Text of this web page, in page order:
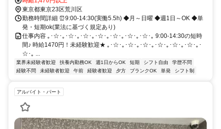
東京都東京23区荒川区
勤務時間詳細 ⏰9:00-14:30(実働5.5h) ◆月～日曜 ◆週1日～OK ◆単
発・短期ok(業法に基づく規定あり)
仕事内容 ｡･☆･｡･☆･｡･☆･｡･☆･｡･☆･｡･☆･｡･☆･｡ 9:00-14:30の短時
間♪ 時給1470円！未経験歓迎★ ｡･☆･｡･☆･｡･☆･｡･☆･｡･☆･｡･☆･｡･
☆･｡ ...
業界未経験者歓迎 扶養内勤務OK 週1日からOK 短期 シフト自由
学歴不問
経験不問
未経験者歓迎 午前 経験者歓迎 夕方 ブランクOK 単発 シフト制
アルバイト・パート